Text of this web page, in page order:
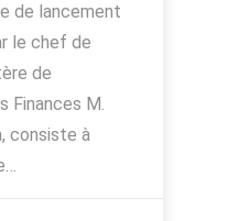
de lancement
le chef de
de
Finances M.
consiste à